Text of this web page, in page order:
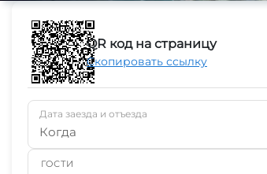
QR код на страницу
Скопировать ссылку
Дата заезда и отъезда
Когда
ГОСТИ